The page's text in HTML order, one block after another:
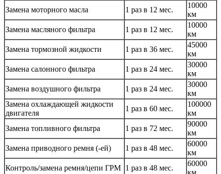
Замена моторного масла 1 раз в 12 мес.
10000
км
Замена масляного фильтра
1 раз в 12 мес.
10000
км
Замена тормозной жидкости
1 раз в 36 мес.
45000
км
Замена салонного фильтра
1 раз в 24 мес.
30000
км
Замена воздушного фильтра
1 раз в 24 мес.
30000
км
Замена охлаждающей жидкости
двигателя
1 раз в 60 мес.
100000
км
Замена топливного фильтра
1 раз в 72 мес.
90000
км
Замена приводного ремня (-ей)
1 раз в 48 мес.
60000
км
Контроль/замена ремня/цепи ГРМ 1 раз в 48 мес.
60000
км